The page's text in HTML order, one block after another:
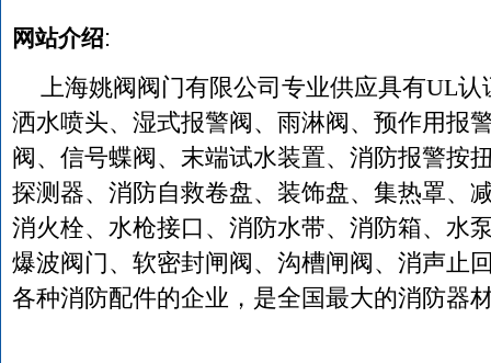
网站介绍:
上海姚阀阀门有限公司专业供应具有UL
洒水喷头、湿式报警阀、雨淋阀、预作用报
阀、信号蝶阀、末端试水装置、消防报警按
探测器、消防自救卷盘、装饰盘、集热罩、
消火栓、水枪接口、消防水带、消防箱、水
爆波阀门、软密封闸阀、沟槽闸阀、消声止
各种消防配件的企业，是全国最大的消防器